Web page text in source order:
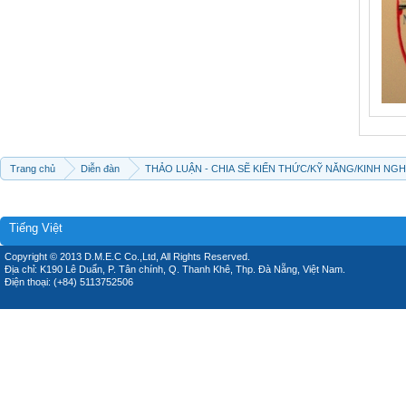
Trang chủ Diễn đàn THẢO LUẬN - CHIA SẼ KIẾN THỨC/KỸ NĂNG/KINH
Tiếng Việt
Copyright © 2013 D.M.E.C Co.,Ltd, All Rights Reserved.
Địa chỉ: K190 Lê Duẩn, P. Tân chính, Q. Thanh Khê, Thp. Đà Nẵng, Việt Nam.
Điện thoại: (+84) 5113752506